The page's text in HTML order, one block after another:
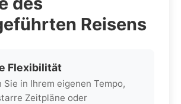
Reisens
Flexibilität
Sie in Ihrem eigenen Tempo,
Zeitpläne oder